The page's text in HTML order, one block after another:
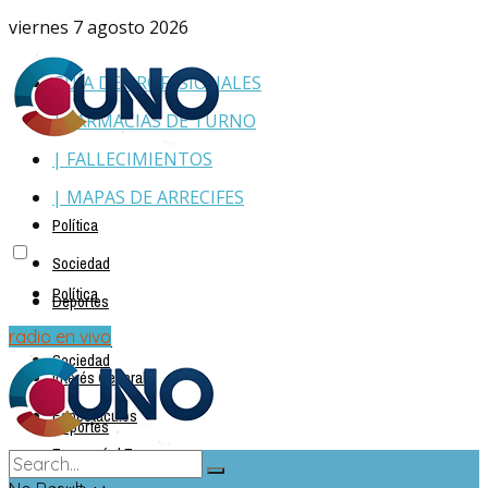
viernes 7 agosto 2026
GUÍA DE PROFESIONALES
| FARMACIAS DE TURNO
| FALLECIMIENTOS
| MAPAS DE ARRECIFES
Política
Sociedad
Deportes
Policiales
Interés General
Espectáculos
Economía | Empresas
Política
Sociedad
Deportes
radio en vivo